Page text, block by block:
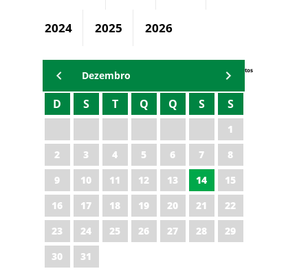
2024 2025 2026
Eventos
Dezembro
D S T Q Q S S
1
2
3 4 5 6 7
8
9
10 11 12 13 14
15
16
17 18 19 20 21
22
23
24 25 26 27 28
29
30
31